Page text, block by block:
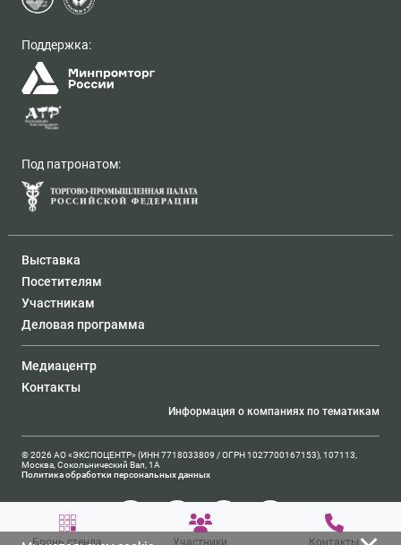
Поддержка:
Под патронатом:
Выставка
Посетителям
Участникам
Деловая программа
Медиацентр
Контакты
Информация о компаниях по тематикам
© 2026 АО «ЭКСПОЦЕНТР» (ИНН 7718033809 / ОГРН 1027700167153), 107113,
Москва, Сокольнический Вал, 1А
Политика обработки персональных данных
Бронь стенда Участники Контакты